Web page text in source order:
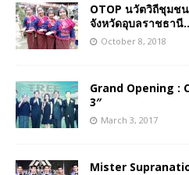
OTOP นวัตวิถีชุมช
จังหวัดอุบลราชธานี
October 8, 2018
Grand Opening :
3″
March 3, 2017
Mister